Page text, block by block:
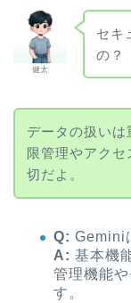
健太
セキ
の？
データの扱い
限管理やアク
切だよ。
Q: Gemini
A: 基本機
管理機能
す。